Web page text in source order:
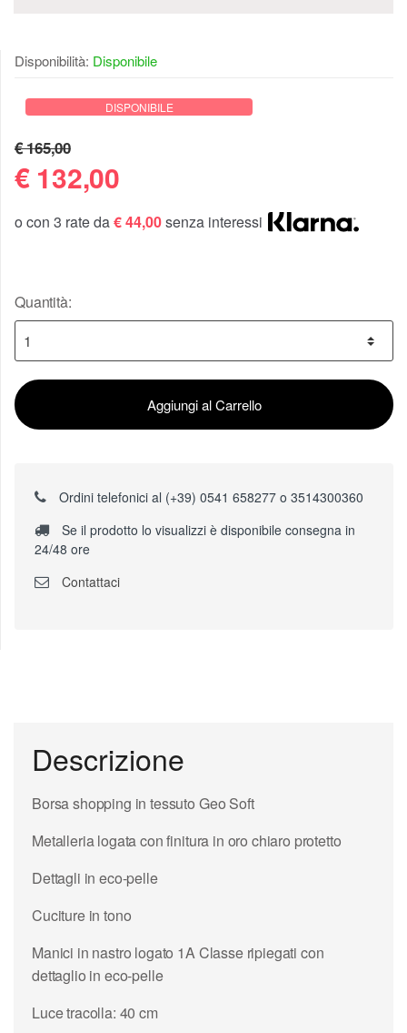
Disponibilità: Disponibile
DISPONIBILE
€ 165,00
€ 132,00
o con 3 rate da€ 44,00senza interessi
Quantità:
Aggiungi al Carrello
Ordini telefonici al (+39) 0541 658277 o 3514300360
Se il prodotto lo visualizzi è disponibile consegna in
24/48 ore
Contattaci
Descrizione
Borsa shopping in tessuto Geo Soft
Metalleria logata con finitura in oro chiaro protetto
Dettagli in eco-pelle
Cuciture in tono
Manici in nastro logato 1A Classe ripiegati con
dettaglio in eco-pelle
Luce tracolla: 40 cm